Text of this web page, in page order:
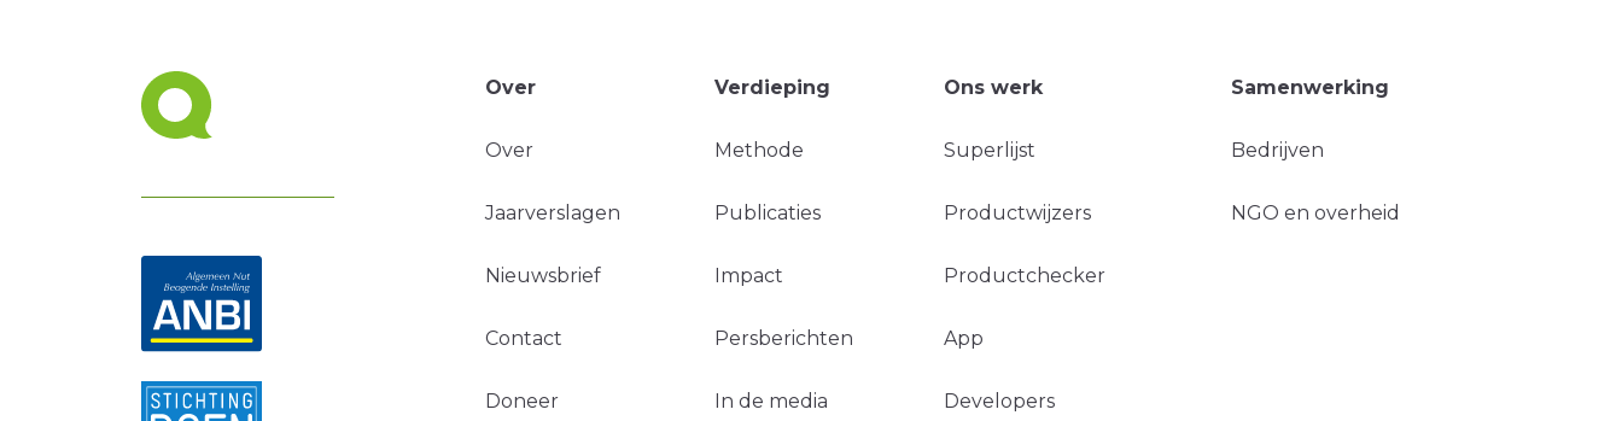
Over
Over
Jaarverslagen
Nieuwsbrief
Contact
Doneer
Verdieping
Methode
Publicaties
Impact
Persberichten
In de media
Ons werk
Superlijst
Productwijzers
Productchecker
App
Developers
Samenwerking
Bedrijven
NGO en overheid